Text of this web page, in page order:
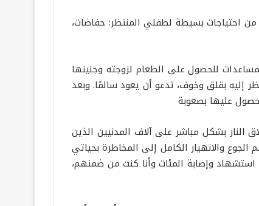
احتياجات بسيطة لطفلي المنتظر: حفاضات،
للحصول على الطعام لزوجته وجنينها
إليه بقلق وخوف، تدعو أن يعود سالمًا. وبعد
عليها بصعوبة
النار بشكل مباشر على آلاف المدنيين الذين
والانهيار الكامل إلى المخاطرة بحياتي
استشهاد وإصابة المئات وأنا كنت من ضمنهم،